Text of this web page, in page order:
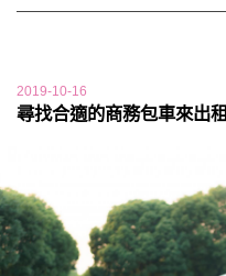
2019-10-16
尋找合適的商務包車來出租